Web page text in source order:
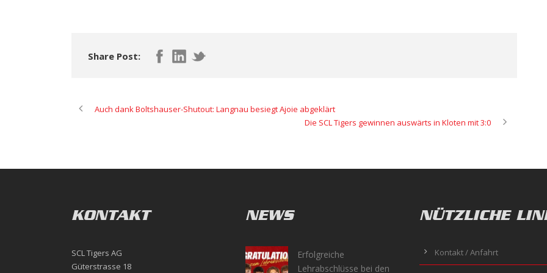
Share Post:
Auch dank Boltshauser-Shutout: Langnau besiegt Ajoie abgeklärt
Die SCL Tigers gewinnen auswärts in Kloten mit 3:0
KONTAKT
SCL Tigers AG
Güterstrasse 18
NEWS
Erfolgreiche
Lehrabschlüsse bei den
NÜTZLICHE
Kontakt / Anfahrt